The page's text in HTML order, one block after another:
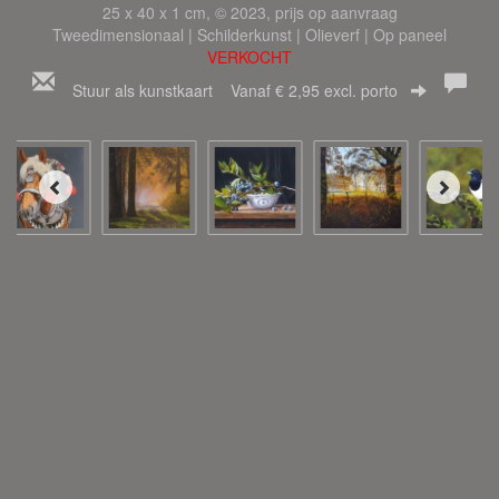
25 x 40 x 1 cm, © 2023, prijs op aanvraag
Tweedimensionaal | Schilderkunst | Olieverf | Op paneel
VERKOCHT
Stuur als kunstkaart Vanaf € 2,95 excl. porto